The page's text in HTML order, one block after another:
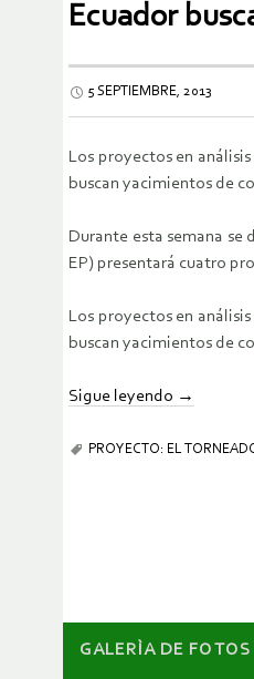
Ecuador
5 SEPTIEMBRE, 2013
Los proyectos en
buscan yacimientos de
Durante esta semana se
EP) presentará cuatro
Los proyectos en
buscan yacimientos de
Sigue leyendo →
PROYECTO: EL
GALERÌA DE FOTOS